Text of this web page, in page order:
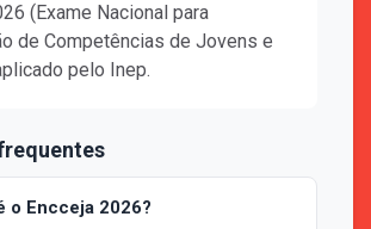
(Exame Nacional para
de Competências de Jovens e
pelo Inep.
o Encceja 2026?